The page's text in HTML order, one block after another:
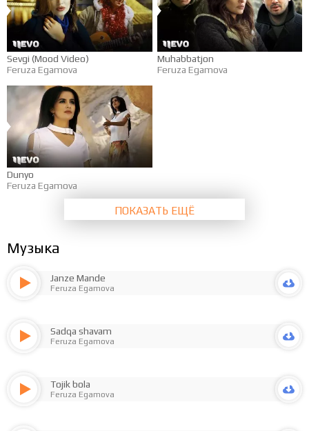
Sevgi (Mood Video)
Feruza Egamova
Muhabbatjon
Feruza Egamova
Dunyo
Feruza Egamova
ПОКАЗАТЬ ЕЩЁ
Музыка
Janze Mande
Feruza Egamova
Sadqa shavam
Feruza Egamova
Tojik bola
Feruza Egamova